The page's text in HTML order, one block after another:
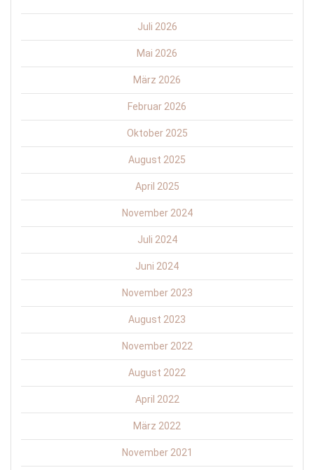
Juli 2026
Mai 2026
März 2026
Februar 2026
Oktober 2025
August 2025
April 2025
November 2024
Juli 2024
Juni 2024
November 2023
August 2023
November 2022
August 2022
April 2022
März 2022
November 2021